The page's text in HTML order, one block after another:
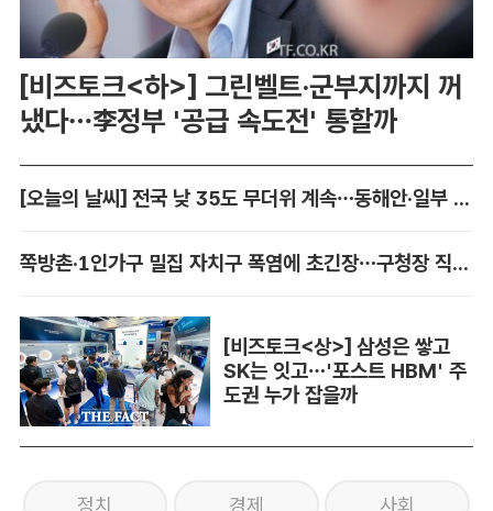
[비즈토크<하>] 그린벨트·군부지까지 꺼
냈다…李정부 '공급 속도전' 통할까
[오늘의 날씨] 전국 낮 35도 무더위 계속…동해안·일부 지역 비
쪽방촌·1인가구 밀집 자치구 폭염에 초긴장…구청장 직접 챙긴다
[비즈토크<상>] 삼성은 쌓고
SK는 잇고…'포스트 HBM' 주
도권 누가 잡을까
정치 경제 사회